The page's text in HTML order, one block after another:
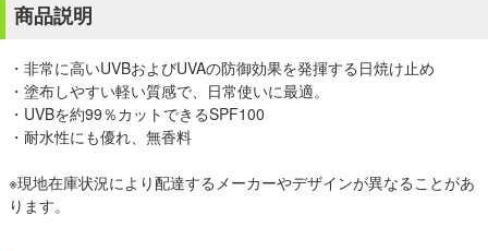
商品説明
・非常に高いUVBおよびUVAの防御効果を発揮する日焼け止め
・塗布しやすい軽い質感で、日常使いに最適。
・UVBを約99％カットできるSPF100
・耐水性にも優れ、無香料
※現地在庫状況により配達するメーカーやデザインが異なることがあ
ります。